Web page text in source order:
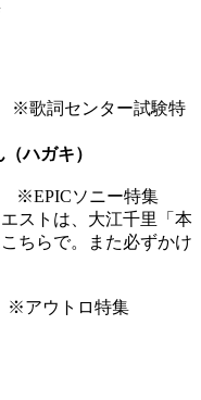
※歌詞センター試験特
ハガキ）
※EPICソニー特集
ストは、大江千里「本
ちらで。また必ずかけ
アウトロ特集